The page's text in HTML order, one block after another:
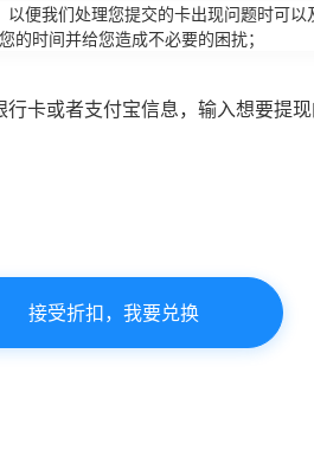
便我们处理您提交的卡出现问题时可以
时间并给您造成不必要的困扰；
卡或者支付宝信息，输入想要提
接受折扣，我要兑换